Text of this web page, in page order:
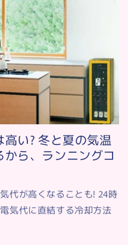
い? 冬と夏の気温
ら、ランニングコ
代が高くなることも! 24時
気代に直結する冷却方法